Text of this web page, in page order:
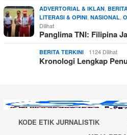
ADVERTORIAL & IKLAN,
LITERASI & OPINI, NASIONAL,
Dilihat
Panglima TNI: Filipina
BERITA TERKINI 1124 Dilihat
Kronologi Lengkap
KODE ETIK JURNALISTIK